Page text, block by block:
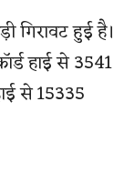
गिरावट हुई है।
हाई से 3541
से 15335